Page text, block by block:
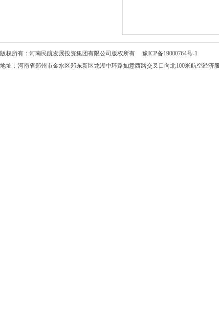
版权所有：河南民航发展投资集团有限公司版权所有 豫ICP备19000764号-1
地址：河南省郑州市金水区郑东新区龙湖中环路如意西路交叉口向北100米航空经济